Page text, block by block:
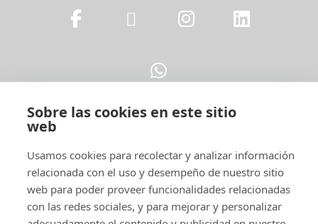
Legal
Sobre las cookies en este sitio
web
Usamos cookies para recolectar y analizar información
relacionada con el uso y desempeño de nuestro sitio
web para poder proveer funcionalidades relacionadas
con las redes sociales, y para mejorar y personalizar